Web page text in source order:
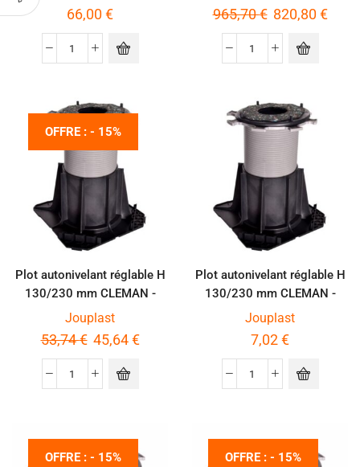
66,00€ 965,70€ 820,80€
OFFRE : - 15%
Plot autonivelant réglable H
130/230 mm CLEMAN -
Carton de 8 pièces
Jouplast
53,74€ 45,64€
Plot autonivelant réglable H
130/230 mm CLEMAN -
Unité
Jouplast
7,02€
OFFRE : - 15% OFFRE : - 15%